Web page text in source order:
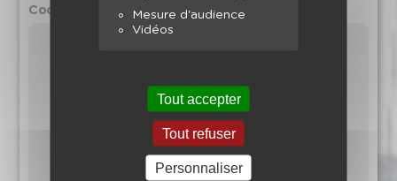
Mesure d'audience
Vidéos
Tout accepter
Tout refuser
Personnaliser
Coordonnées de l'agence